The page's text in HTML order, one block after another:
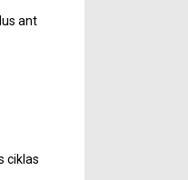
ant
ciklas